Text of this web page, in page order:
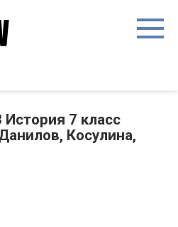
7 класс
Косулина,